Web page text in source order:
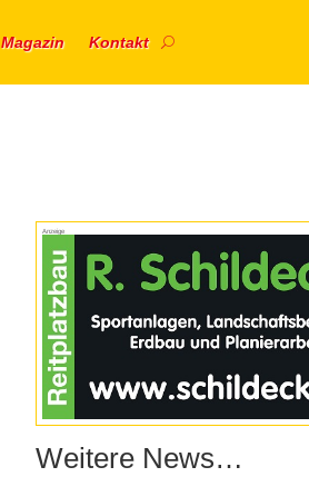
Magazin Kontakt
Anzeige
Weitere News…